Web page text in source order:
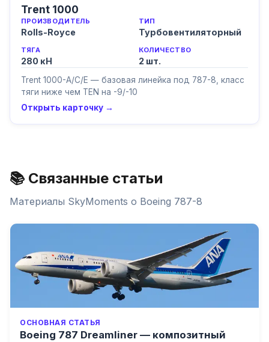
Trent 1000
ПРОИЗВОДИТЕЛЬ
Rolls-Royce
ТИП
Турбовентиляторный
ТЯГА
280 кН
КОЛИЧЕСТВО
2 шт.
Trent 1000-A/C/E — базовая линейка под 787-8, класс
тяги ниже чем TEN на -9/-10
Открыть карточку →
📚 Связанные статьи
Материалы SkyMoments о Boeing 787-8
ОСНОВНАЯ СТАТЬЯ
Boeing 787 Dreamliner — композитный